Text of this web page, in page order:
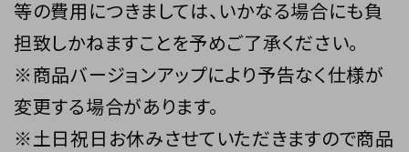
等の費用につきましては、いかなる場合にも負
担致しかねますことを予めご了承ください。
※商品バージョンアップにより予告なく仕様が
変更する場合があります。
※土日祝日お休みさせていただきますので商品